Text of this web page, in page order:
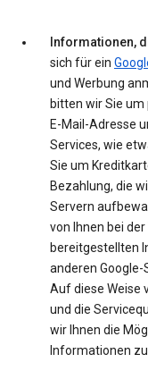
Informationen,
sich für ein
und Werbung
bitten wir Sie um
E-Mail-Adresse
Services, wie
Sie um
Bezahlung, die
Servern
von Ihnen bei
bereitgestellten
anderen Google-
Auf diese Weise
und die
wir Ihnen die
Informationen